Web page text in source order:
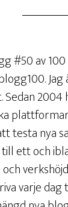
#50 av
Sedan
testa nya
ett och
och
varje